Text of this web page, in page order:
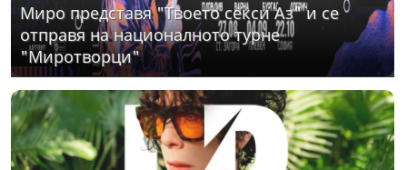
Миро представя "Твоето секси Аз" и се
отправя на националното турне
"Миротворци"